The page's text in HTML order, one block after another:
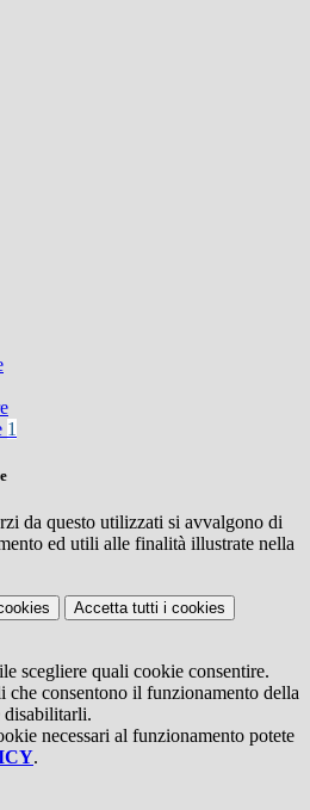
1
da questo utilizzati si avvalgono di
ed utili alle finalità illustrate nella
Accetta tutti i cookies
scegliere quali cookie consentire.
che consentono il funzionamento della
disabilitarli.
necessari al funzionamento potete
.